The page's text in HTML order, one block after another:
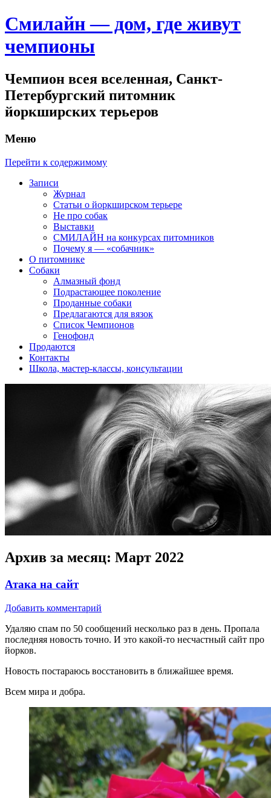
Смилайн — дом, где живут
чемпионы
Чемпион всея вселенная, Санкт-
Петербургский питомник
йоркширских терьеров
Меню
Перейти к содержимому
Записи
Журнал
Статьи о йоркширском терьере
Не про собак
Выставки
СМИЛАЙН на конкурсах питомников
Почему я — «собачник»
О питомнике
Собаки
Алмазный фонд
Подрастающее поколение
Проданные собаки
Предлагаются для вязок
Список Чемпионов
Генофонд
Продаются
Контакты
Школа, мастер-классы, консультации
Архив за месяц: Март 2022
Атака на сайт
Добавить комментарий
Удаляю спам по 50 сообщений несколько раз в день. Пропала
последняя новость точно. И это какой-то несчастный сайт про
йорков.
Новость постараюсь восстановить в ближайшее время.
Всем мира и добра.